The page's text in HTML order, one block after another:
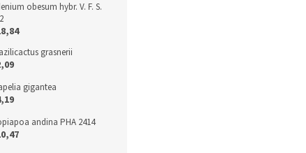
obesum hybr. V. F. S.
grasnerii
gigantea
andina PHA 2414